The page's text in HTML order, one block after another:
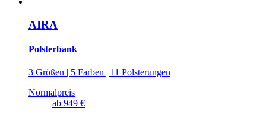
AIRA
Polsterbank
3 Größen | 5 Farben | 11 Polsterungen
Normalpreis
ab 949 €